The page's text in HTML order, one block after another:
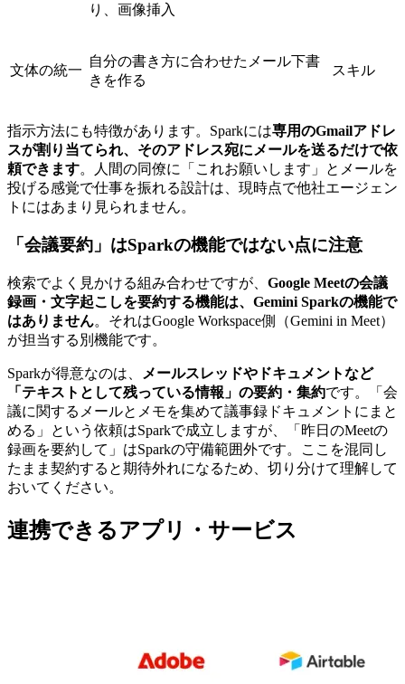
り、画像挿入
文体の統一
自分の書き方に合わせたメール下書
きを作る
スキル
指示方法にも特徴があります。Sparkには専用のGmailアドレ
スが割り当てられ、そのアドレス宛にメールを送るだけで依
頼できます。人間の同僚に「これお願いします」とメールを
投げる感覚で仕事を振れる設計は、現時点で他社エージェン
トにはあまり見られません。
「会議要約」はSparkの機能ではない点に注意
検索でよく見かける組み合わせですが、 Google Meetの会議
録画・文字起こしを要約する機能は、Gemini Sparkの機能で
はありません。それはGoogle Workspace側（Gemini in Meet）
が担当する別機能です。
Sparkが得意なのは、
メールスレッドやドキュメントなど
「テキストとして残っている情報」の要約・集約です。「会
議に関するメールとメモを集めて議事録ドキュメントにまと
める」という依頼はSparkで成立しますが、「昨日のMeetの
録画を要約して」はSparkの守備範囲外です。ここを混同し
たまま契約すると期待外れになるため、切り分けて理解して
おいてください。
連携できるアプリ・サービス